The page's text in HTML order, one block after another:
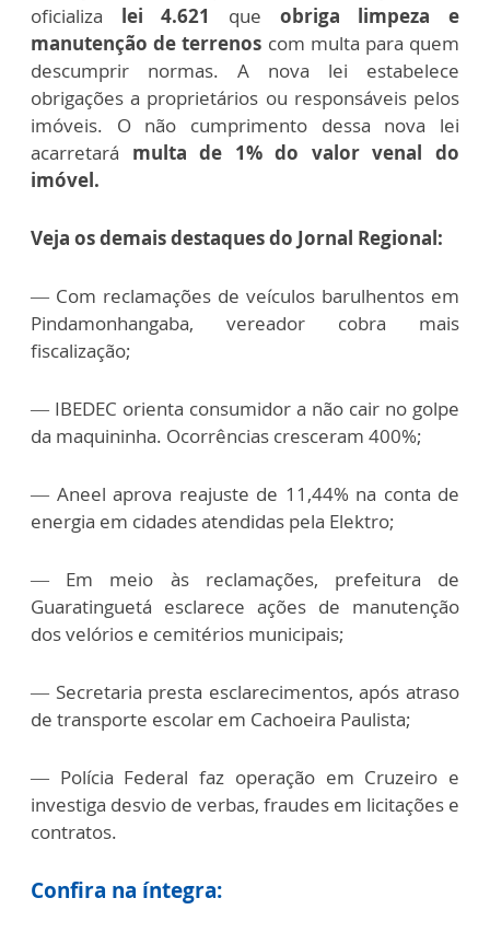
oficializa lei 4.621 que obriga limpeza e
manutenção de terrenos com multa para quem
descumprir normas. A nova lei estabelece
obrigações a proprietários ou responsáveis ​​pelos
imóveis. Onão cumprimento dessa nova lei
acarretará multa de 1% do valor venal do
imóvel.
Veja os demais destaques do Jornal Regional:
— Com reclamações de veículos barulhentos em
Pindamonhangaba, vereador cobra mais
fiscalização;
— IBEDEC orienta consumidor a não cair no golpe
da maquininha. Ocorrências cresceram 400%;
— Aneel aprova reajuste de 11,44% na conta de
energia em cidades atendidas pela Elektro;
— Em meio às reclamações, prefeitura de
Guaratinguetá esclarece ações de manutenção
dos velórios e cemitérios municipais;
— Secretaria presta esclarecimentos, após atraso
de transporte escolar em Cachoeira Paulista;
— Polícia Federal faz operação em Cruzeiro e
investiga desvio de verbas, fraudes em licitações e
contratos.
Confira na íntegra: